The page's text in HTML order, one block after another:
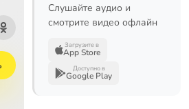
Слушайте аудио и
смотрите видео офлайн
Загрузите в
App Store
Доступно в
Google Play